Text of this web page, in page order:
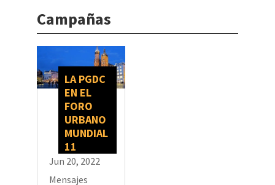
Campañas
LA PGDC
EN EL
FORO
URBANO
MUNDIAL
11
Jun 20, 2022
Mensajes